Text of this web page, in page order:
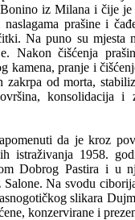
iz Milana i čije
prašine i
Na puno su mjesta
Nakon čišćenja
kamena, pranje i
od morta,
konsolidacija i
da je kroz
istraživanja 1958.
Dobrog Pastira i u
Na svodu
slikara
konzervirane i